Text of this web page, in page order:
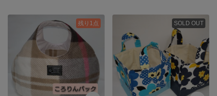
残り1点 SOLD OUT